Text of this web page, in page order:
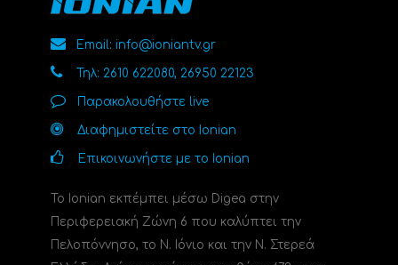
Email: info@ioniantv.gr
Τηλ: 2610 622080, 26950 22123
Παρακολουθήστε live
Διαφημιστείτε στο Ionian
Επικοινωνήστε με το Ionian
Το Ionian εκπέμπει μέσω Digea στην
Περιφερειακή Ζώνη 6 που καλύπτει την
Πελοπόννησο, το N. Ιόνιο και την Ν. Στερεά